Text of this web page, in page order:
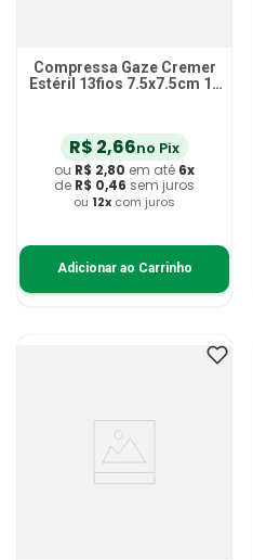
Compressa Gaze Cremer
Estéril 13fios 7.5x7.5cm 10
R$ 2,66no Pix
ou R$ 2,80 em até 6x
de R$ 0,46 sem juros
ou 12x com juros
Adicionar ao Carrinho